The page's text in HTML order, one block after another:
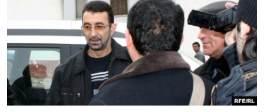
FOTOQALEREYA
İNFOQRAFIKA
KARIKATURA
OXU ZALI
AZƏRBAYCAN ƏDƏBIYYATI KITABXANASI
İSLAM VƏ DEMOKRATIYA
İZ - MƏDƏNIYYƏT PROQRAMI
HAQQIMIZDA
MISSIYAMIZ
PEŞƏ ETIKASI VƏ JURNALISTIKA STANDARTLARIMIZ
MATERIALLARIMIZDAN ISTIFADƏ
BIZI IZLƏ